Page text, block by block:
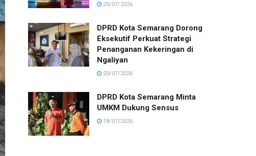
20/07/2026
DPRD Kota Semarang Dorong
Eksekutif Perkuat Strategi
Penanganan Kekeringan di
Ngaliyan
20/07/2026
DPRD Kota Semarang Minta
UMKM Dukung Sensus
18/07/2026